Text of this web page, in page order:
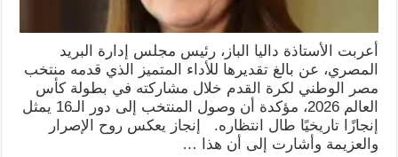
أعربت الأستاذة داليا الباز، رئيس مجلس إدارة البريد
المصري، عن بالغ تقديرها للأداء المتميز الذي قدمه منتخب
مصر الوطني لكرة القدم خلال مشاركته في بطولة كأس
العالم 2026، مؤكدة أن وصول المنتخب إلى دور الـ16 يمثل
إنجازًا تاريخيًا طال انتظاره. إنجاز يعكس روح الإصرار
والعزيمة وأشارت إلى أن هذا …